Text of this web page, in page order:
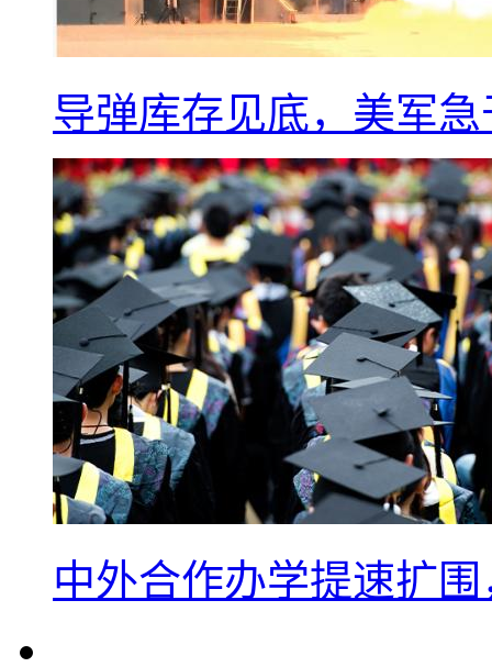
导弹库存见底，美军
中外合作办学提速扩